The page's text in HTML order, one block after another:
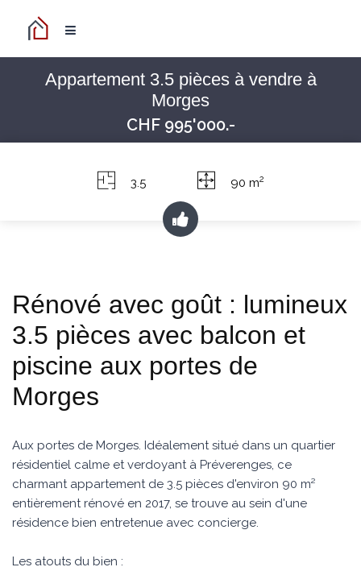
Appartement 3.5 pièces à vendre à
Morges
CHF 995'000.-
3.5 90 m2
Rénové avec goût : lumineux
3.5 pièces avec balcon et
piscine aux portes de
Morges
Aux portes de Morges. Idéalement situé dans un quartier
résidentiel calme et verdoyant à Préverenges, ce
charmant appartement de 3.5 pièces d'environ 90 m²
entièrement rénové en 2017, se trouve au sein d'une
résidence bien entretenue avec concierge.
Les atouts du bien :